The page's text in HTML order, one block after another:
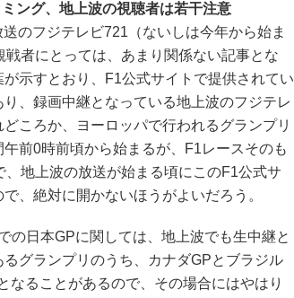
ング、地上波の視聴者は若干注意
のフジテレビ721（ないしは今年から始ま
者にとっては、あまり関係ない記事とな
示すとおり、F1公式サイトで提供されてい
、録画中継となっている地上波のフジテレ
ころか、ヨーロッパで行われるグランプリ
前0時前頃から始まるが、F1レースそのも
地上波の放送が始まる頃にこのF1公式サ
、絶対に開かないほうがよいだろう。
の日本GPに関しては、地上波でも生中継と
グランプリのうち、カナダGPとブラジル
ることがあるので、その場合にはやはり